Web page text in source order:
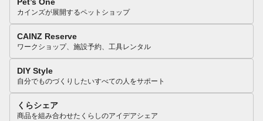
Pet’s One
カインズが展開するペットショップ
CAINZ Reserve
ワークショップ、施設予約、工具レンタル
DIY Style
自分でものづくりしたいすべての人をサポート
くらシェア
商品を組み合わせたくらしのアイデアシェア